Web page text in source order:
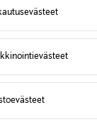
Dark Spot Hand